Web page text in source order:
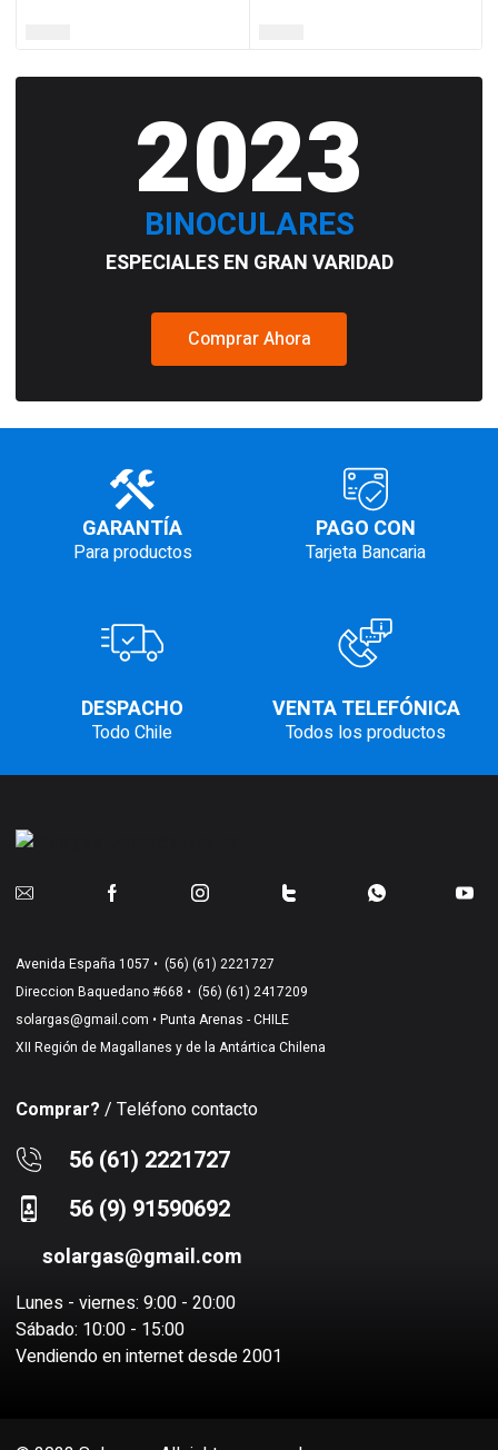
2023
BINOCULARES
ESPECIALES EN GRAN VARIDAD
Comprar Ahora
GARANTÍA
Para productos
PAGO CON
Tarjeta Bancaria
DESPACHO
Todo Chile
VENTA TELEFÓNICA
Todos los productos
Avenida España 1057 • (56) (61) 2221727
Direccion Baquedano #668 • (56) (61) 2417209
solargas@gmail.com • Punta Arenas - CHILE
XII Región de Magallanes y de la Antártica Chilena
Comprar? / Teléfono contacto
56 (61) 2221727
56 (9) 91590692
solargas@gmail.com
Lunes - viernes: 9:00 - 20:00
Sábado: 10:00 - 15:00
Vendiendo en internet desde 2001